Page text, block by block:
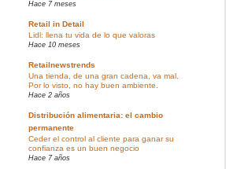
Hace 7 meses
Retail in Detail
Lidl: llena tu vida de lo que valoras
Hace 10 meses
Retailnewstrends
Una tienda, de una gran cadena, va mal.
Por lo visto, no hay buen ambiente.
Hace 2 años
Distribución alimentaria: el cambio
permanente
Ceder el control al cliente para ganar su
confianza es un buen negocio
Hace 7 años